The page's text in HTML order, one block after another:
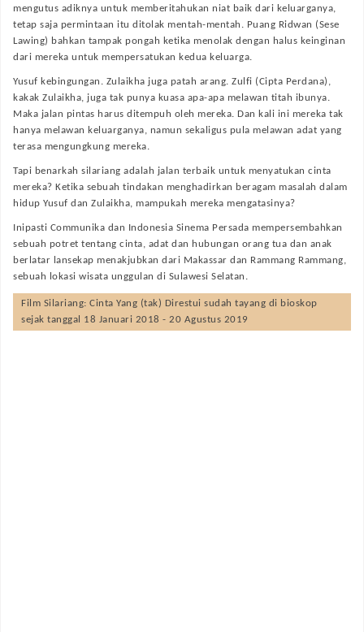
mengutus adiknya untuk memberitahukan niat baik dari keluarganya,
tetap saja permintaan itu ditolak mentah-mentah. Puang Ridwan (Sese
Lawing) bahkan tampak pongah ketika menolak dengan halus keinginan
dari mereka untuk mempersatukan kedua keluarga.
Yusuf kebingungan. Zulaikha juga patah arang. Zulfi (Cipta Perdana),
kakak Zulaikha, juga tak punya kuasa apa-apa melawan titah ibunya.
Maka jalan pintas harus ditempuh oleh mereka. Dan kali ini mereka tak
hanya melawan keluarganya, namun sekaligus pula melawan adat yang
terasa mengungkung mereka.
Tapi benarkah silariang adalah jalan terbaik untuk menyatukan cinta
mereka? Ketika sebuah tindakan menghadirkan beragam masalah dalam
hidup Yusuf dan Zulaikha, mampukah mereka mengatasinya?
Inipasti Communika dan Indonesia Sinema Persada mempersembahkan
sebuah potret tentang cinta, adat dan hubungan orang tua dan anak
berlatar lansekap menakjubkan dari Makassar dan Rammang Rammang,
sebuah lokasi wisata unggulan di Sulawesi Selatan.
Film Silariang: Cinta Yang (tak) Direstui sudah tayang di bioskop
sejak tanggal 18 Januari 2018 - 20 Agustus 2019